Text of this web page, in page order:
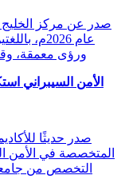
صدر عن مركز الخليج
عام
ورؤى معمقة،
الأمن السيبراني
المتخصصة في الأمن
التخصص من